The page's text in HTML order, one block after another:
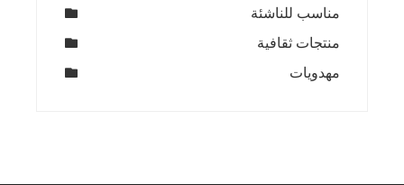
مناسب للناشئة
منتجات ثقافية
مهدويات